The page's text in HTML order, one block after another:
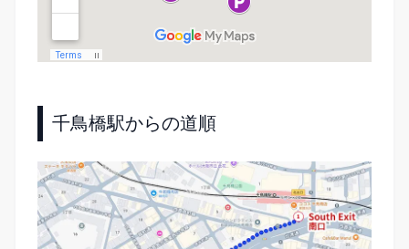
千鳥橋駅からの道順